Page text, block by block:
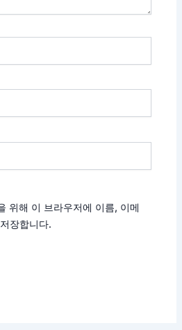
위해 이 브라우저에 이름, 이메
장합니다.